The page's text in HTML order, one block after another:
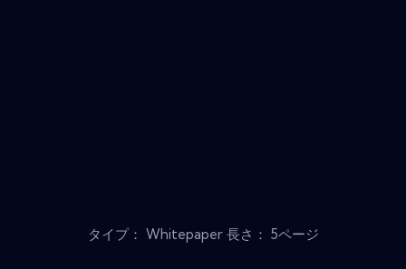
タイプ： Whitepaper 長さ： 5ページ